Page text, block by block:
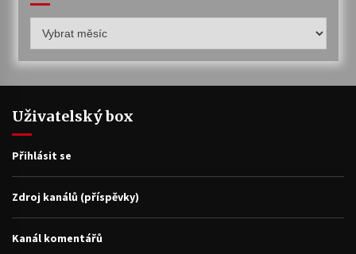
archiv
Uživatelský box
Přihlásit se
Zdroj kanálů (příspěvky)
Kanál komentářů